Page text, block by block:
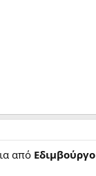
από Εδιμβούργο